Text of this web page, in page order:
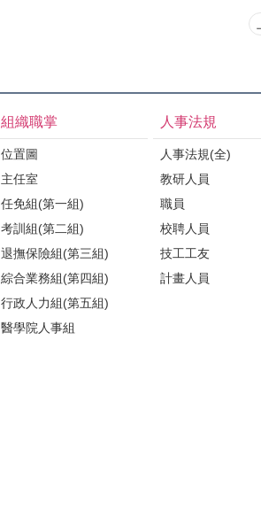
組織職掌
位置圖
主任室
任免組(第一組)
考訓組(第二組)
退撫保險組(第三組)
綜合業務組(第四組)
行政人力組(第五組)
醫學院人事組
人事法規
人事法規(全)
教研人員
職員
校聘人員
技工工友
計畫人員